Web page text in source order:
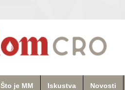
Što je MM Iskustva Novosti